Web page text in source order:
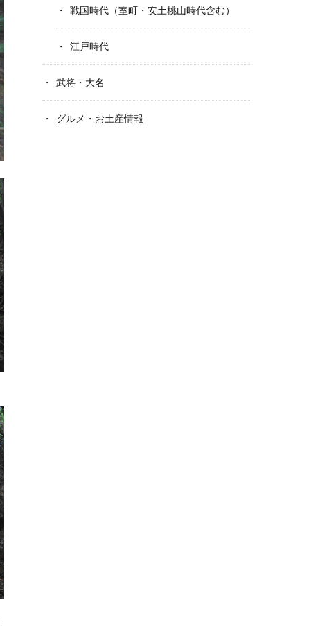
戦国時代（室町・安土桃山時代含む）
江戸時代
武将・大名
グルメ・お土産情報